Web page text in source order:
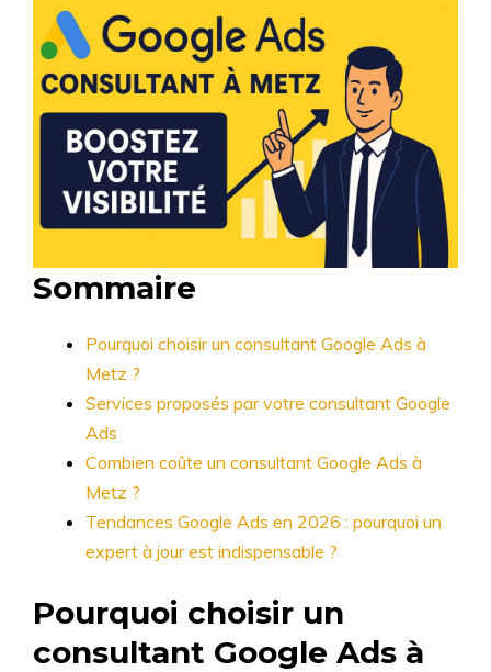
Sommaire
Pourquoi choisir un consultant Google Ads à
Metz ?
Services proposés par votre consultant Google
Ads
Combien coûte un consultant Google Ads à
Metz ?
Tendances Google Ads en 2026 : pourquoi un
expert à jour est indispensable ?
Pourquoi choisir un
consultant Google Ads à